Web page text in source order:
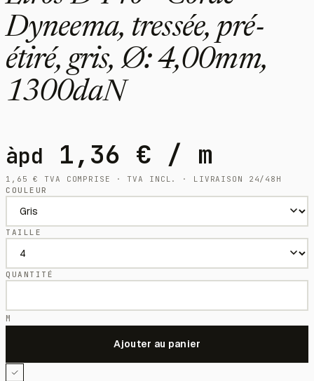
Dyneema, tressée, pré-
étiré, gris, Ø: 4,00mm,
1300daN
àpd 1,36 € / m
1,65€
TVA COMPRISE · TVA INCL. · LIVRAISON 24/48H
COULEUR
TAILLE
QUANTITÉ
M